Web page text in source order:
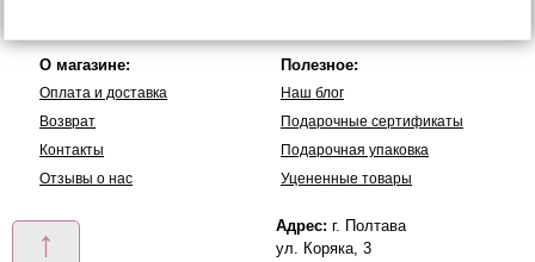
↑
О магазине:
Оплата и доставка
Возврат
Контакты
Отзывы о нас
Полезное:
Наш блог
Подарочные сертификаты
Подарочная упаковка
Уцененные товары
Адрес: г. Полтава
ул. Коряка, 3